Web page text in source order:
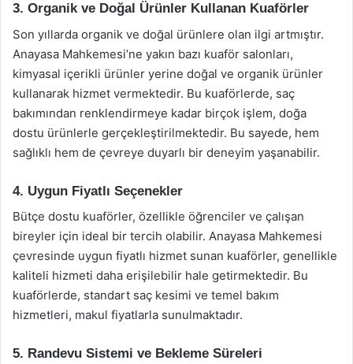
3. Organik ve Doğal Ürünler Kullanan Kuaförler
Son yıllarda organik ve doğal ürünlere olan ilgi artmıştır.
Anayasa Mahkemesi’ne yakın bazı kuaför salonları,
kimyasal içerikli ürünler yerine doğal ve organik ürünler
kullanarak hizmet vermektedir. Bu kuaförlerde, saç
bakımından renklendirmeye kadar birçok işlem, doğa
dostu ürünlerle gerçekleştirilmektedir. Bu sayede, hem
sağlıklı hem de çevreye duyarlı bir deneyim yaşanabilir.
4. Uygun Fiyatlı Seçenekler
Bütçe dostu kuaförler, özellikle öğrenciler ve çalışan
bireyler için ideal bir tercih olabilir. Anayasa Mahkemesi
çevresinde uygun fiyatlı hizmet sunan kuaförler, genellikle
kaliteli hizmeti daha erişilebilir hale getirmektedir. Bu
kuaförlerde, standart saç kesimi ve temel bakım
hizmetleri, makul fiyatlarla sunulmaktadır.
5. Randevu Sistemi ve Bekleme Süreleri